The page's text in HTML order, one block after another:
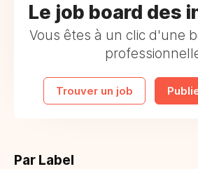
Le job board des
Vous êtes à un clic d'une
Trouver un job
Par Label